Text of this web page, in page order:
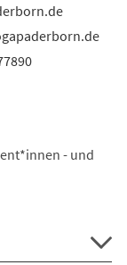
- und